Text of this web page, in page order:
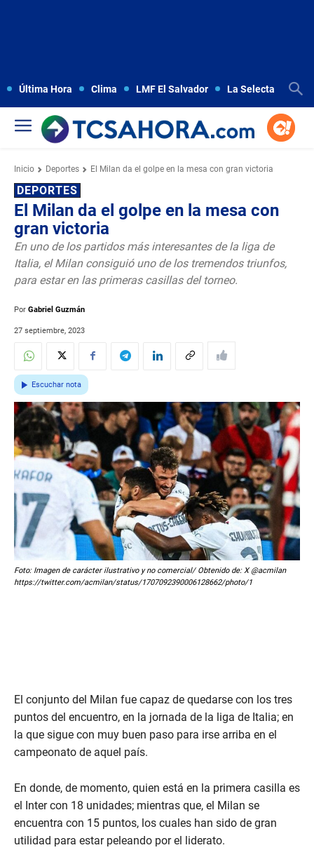
Última Hora Clima LMF El Salvador La Selecta
Inicio Deportes El Milan da el golpe en la mesa con gran victoria
DEPORTES
El Milan da el golpe en la mesa con
gran victoria
En uno de los partidos más interesantes de la liga de
Italia, el Milan consiguió uno de los tremendos triunfos,
para estar en las primeras casillas del torneo.
Por Gabriel Guzmán
27 septiembre, 2023
Escuchar nota
Foto: Imagen de carácter ilustrativo y no comercial/ Obtenido de: X @acmilan
https://twitter.com/acmilan/status/1707092390006128662/photo/1
El conjunto del Milan fue capaz de quedarse con los tres
puntos del encuentro, en la jornada de la liga de Italia; en
la que sigue con muy buen paso para irse arriba en el
campeonato de aquel país.
En donde, de momento, quien está en la primera casilla es
el Inter con 18 unidades; mientras que, el Milan se
encuentra con 15 puntos, los cuales han sido de gran
utilidad para estar peleando por el liderato.